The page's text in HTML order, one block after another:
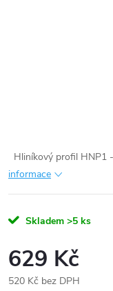
Hliníkový profil HNP1
informace
Skladem >5 ks
629 Kč
520 Kč bez DPH